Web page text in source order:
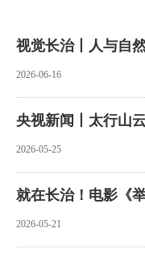
视觉长治丨人与自
2026-06-16
央视新闻丨太行山
2026-05-25
就在长治！电影《
2026-05-21